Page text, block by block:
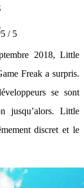
2018, Little
Freak a surpris.
se sont
jusqu’alors. Little
discret et le